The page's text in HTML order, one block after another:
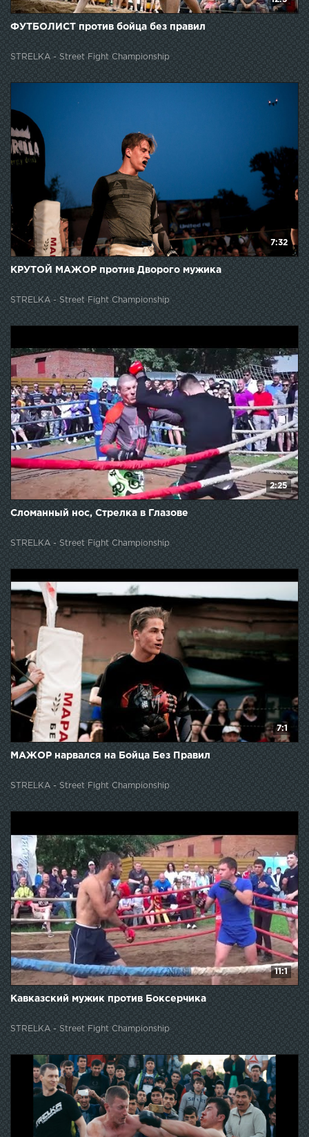
ФУТБОЛИСТ против бойца без правил
STRELKA - Street Fight Championship
7:32
КРУТОЙ МАЖОР против Дворого мужика
STRELKA - Street Fight Championship
2:25
Сломанный нос, Стрелка в Глазове
STRELKA - Street Fight Championship
7:1
МАЖОР нарвался на Бойца Без Правил
STRELKA - Street Fight Championship
11:1
Кавказский мужик против Боксерчика
STRELKA - Street Fight Championship